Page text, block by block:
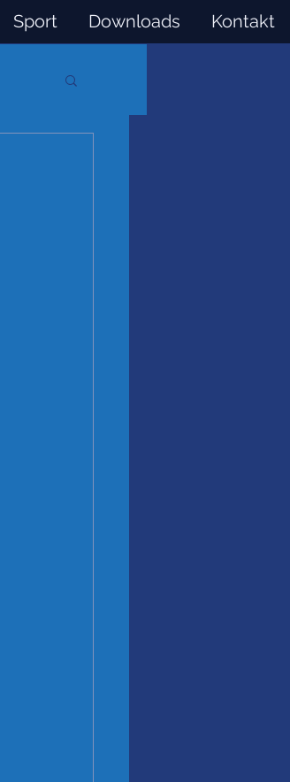
Sport Downloads Kontakt